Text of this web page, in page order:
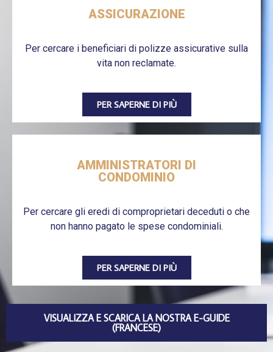
ASSICURAZIONE
Per cercare i beneficiari di polizze assicurative sulla
vita non reclamate.
PER SAPERNE DI PIÙ
AMMINISTRATORI DI
CONDOMINIO
Per cercare gli eredi di comproprietari deceduti o che
non hanno pagato le spese condominiali.
PER SAPERNE DI PIÙ
VISUALIZZA E SCARICA LA NOSTRA E-GUIDE
(FRANCESE)